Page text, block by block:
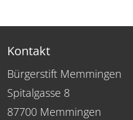
Kontakt
Bürgerstift Memmingen
Spitalgasse 8
87700 Memmingen